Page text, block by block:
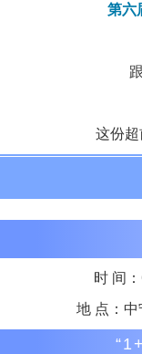
第六
这份超
时 间
地 点：